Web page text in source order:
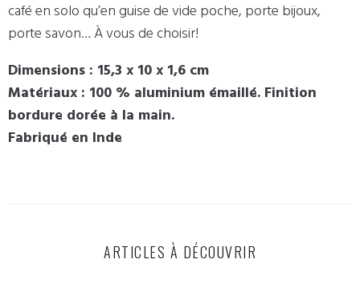
café en solo qu’en guise de vide poche, porte bijoux,
porte savon… À vous de choisir!
Dimensions : 15,3 x 10 x 1,6 cm
Matériaux : 100 % aluminium émaillé. Finition
bordure dorée à la main.
Fabriqué en Inde
ARTICLES À DÉCOUVRIR